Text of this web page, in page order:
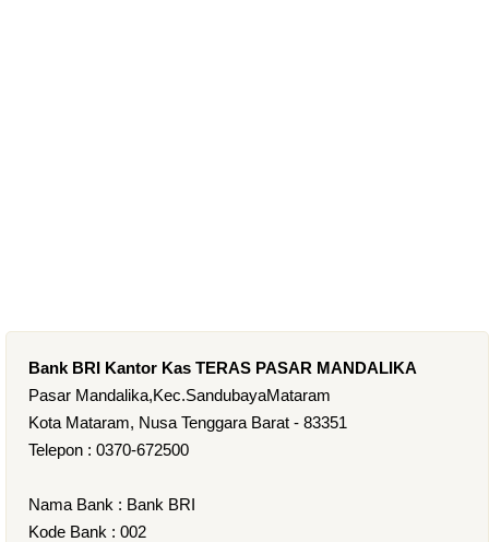
Bank BRI Kantor Kas TERAS PASAR MANDALIKA
Pasar Mandalika,Kec.SandubayaMataram
Kota Mataram, Nusa Tenggara Barat - 83351
Telepon : 0370-672500
Nama Bank : Bank BRI
Kode Bank : 002